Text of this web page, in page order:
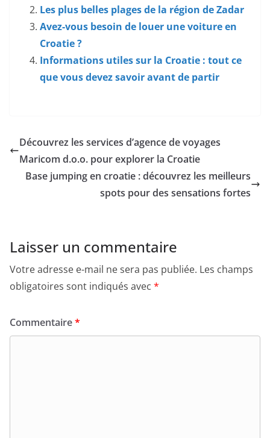
Les plus belles plages de la région de Zadar
Avez-vous besoin de louer une voiture en
Croatie ?
Informations utiles sur la Croatie : tout ce
que vous devez savoir avant de partir
Découvrez les services d’agence de voyages
Maricom d.o.o. pour explorer la Croatie
Base jumping en croatie : découvrez les meilleurs
spots pour des sensations fortes
Laisser un commentaire
Votre adresse e-mail ne sera pas publiée. Les champs
obligatoires sont indiqués avec *
Commentaire*